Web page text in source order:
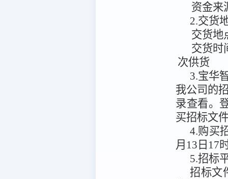
资金来
2.交货
交货地
交货时
次供货
3.宝华
我公司的
录查看。
买招标文
4.购买
月13日17
5.招标
招标文